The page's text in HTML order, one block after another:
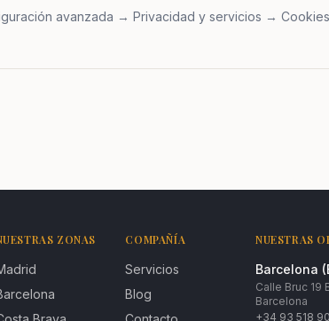
avanzada → Privacidad y servicios →
ZONAS COMPAÑÍA
Servicios
Blog
NUESTRAS
Barcelona
Calle Bruc 19
Barcelona
+34 93 518